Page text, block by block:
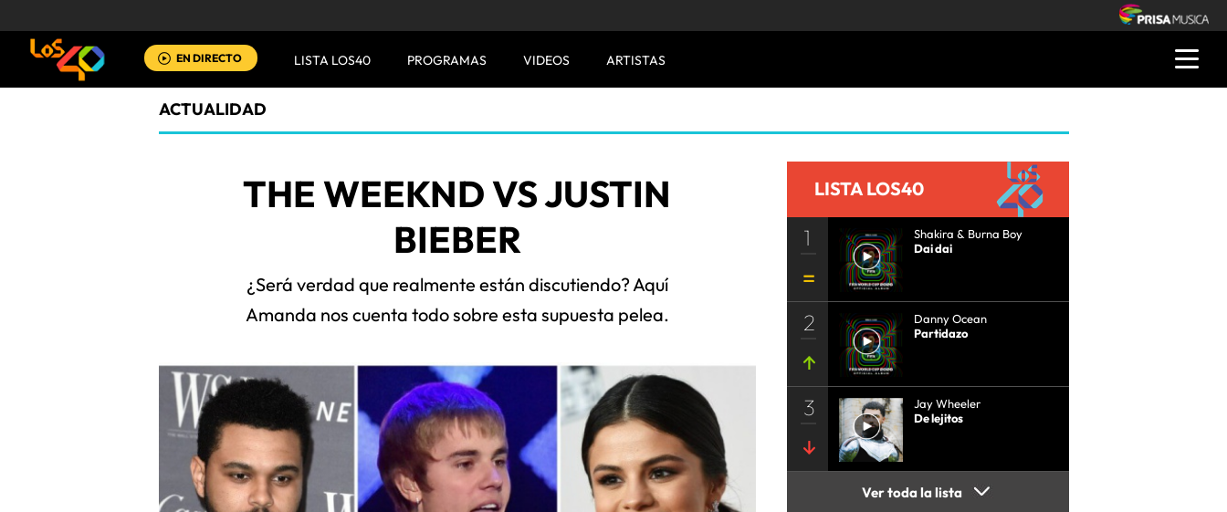
EN DIRECTO LISTA LOS40 PROGRAMAS VIDEOS ARTISTAS
ACTUALIDAD
THE WEEKND VS JUSTIN
BIEBER
¿Será verdad que realmente están discutiendo? Aquí
Amanda nos cuenta todo sobre esta supuesta pelea.
LISTA LOS40
1
Shakira & Burna Boy
Dai dai
2
Danny Ocean
Partidazo
3
Jay Wheeler
De lejitos
Ver toda la lista